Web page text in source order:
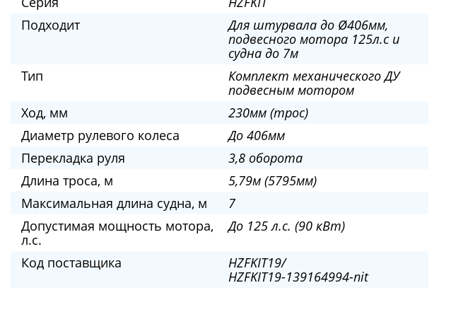
Подходит
Для штурвала до Ø406мм,
подвесного мотора 125л.с и
судна до 7м
Тип
Комплект механического ДУ
подвесным мотором
Ход, мм
230мм (трос)
Диаметр рулевого колеса
До 406мм
Перекладка руля
3,8 оборота
Длина троса, м
5,79м (5795мм)
Максимальная длина судна, м
7
Допустимая мощность мотора,
л.с.
До 125 л.с. (90 кВт)
Код поставщика
HZFKIT19/
HZFKIT19-139164994-nit